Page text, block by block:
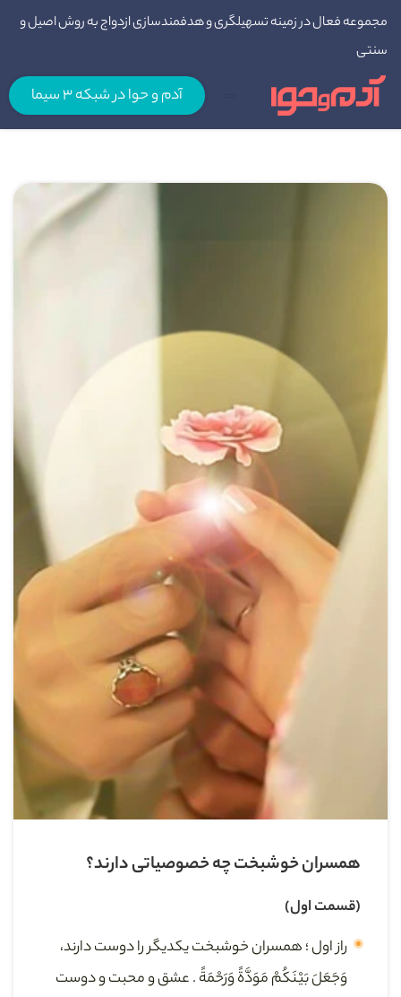
مجموعه فعال در زمینه تسهیلگری و هدفمندسازی ازدواج به روش اصیل و
سنتی
آدم و حوا در شبکه 3 سیما
همسران خوشبخت چه خصوصیاتی دارند؟
(قسمت اول)
راز اول ؛ همسران خوشبخت یکدیگر را دوست دارند،
وَجَعَلَ بَيْنَكُمْ مَوَدَّةً وَرَحْمَةً . عشق و محبت و دوست